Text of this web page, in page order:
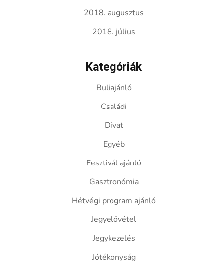
2018. augusztus
2018. július
Kategóriák
Buliajánló
Családi
Divat
Egyéb
Fesztivál ajánló
Gasztronómia
Hétvégi program ajánló
Jegyelővétel
Jegykezelés
Jótékonyság